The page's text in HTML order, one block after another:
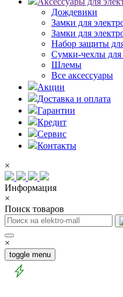
Дождевики
Замки для
Замки для
Набор защиты
Сумки-чехлы для
Шлемы
Все аксессуары
Акции
Доставка и оплата
Гарантии
Кредит
Сервис
Контакты
×
Информация
×
Поиск товаров
×
toggle menu